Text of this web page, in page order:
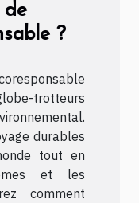
de
?
trotteurs
durables
tout en
et les
comment